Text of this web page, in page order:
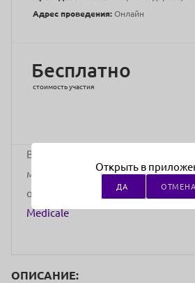
Адрес проведения: Онлайн
Бесплатно
стоимость участия
В ближайшее время проведение
мероприятия не планируется. Вы
ознакомиться с другими
Medicale
ОПИСАНИЕ:
Открыть в
ДА ОТМЕНА